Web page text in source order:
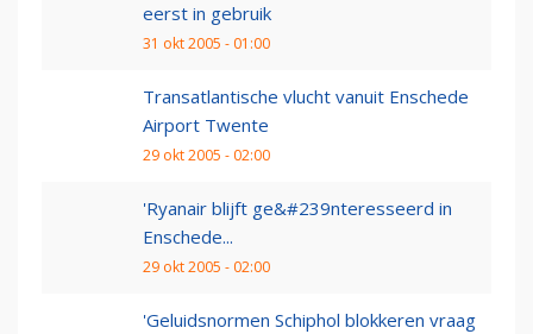
eerst in gebruik
31 okt 2005 - 01:00
Transatlantische vlucht vanuit Enschede
Airport Twente
29 okt 2005 - 02:00
'Ryanair blijft ge&#239nteresseerd in
Enschede...
29 okt 2005 - 02:00
'Geluidsnormen Schiphol blokkeren vraag